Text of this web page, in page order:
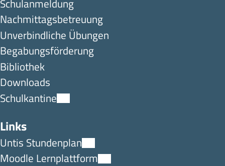
Schulanmeldung
Nachmittagsbetreuung
Unverbindliche Übungen
Begabungsförderung
Bibliothek
Downloads
Schulkantine
Links
Untis Stundenplan
Moodle Lernplattform